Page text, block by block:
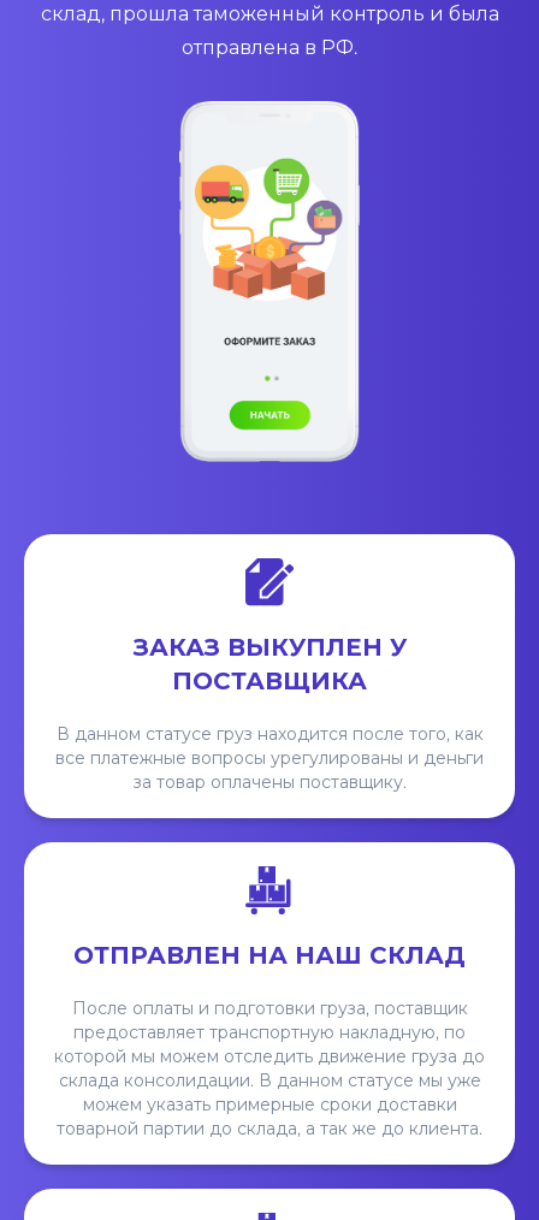
склад, прошла таможенный контроль и была
отправлена в РФ.
ЗАКАЗ ВЫКУПЛЕН У
ПОСТАВЩИКА
В данном статусе груз находится после того, как
все платежные вопросы урегулированы и деньги
за товар оплачены поставщику.
ОТПРАВЛЕН НА НАШ СКЛАД
После оплаты и подготовки груза, поставщик
предоставляет транспортную накладную, по
которой мы можем отследить движение груза до
склада консолидации. В данном статусе мы уже
можем указать примерные сроки доставки
товарной партии до склада, а так же до клиента.